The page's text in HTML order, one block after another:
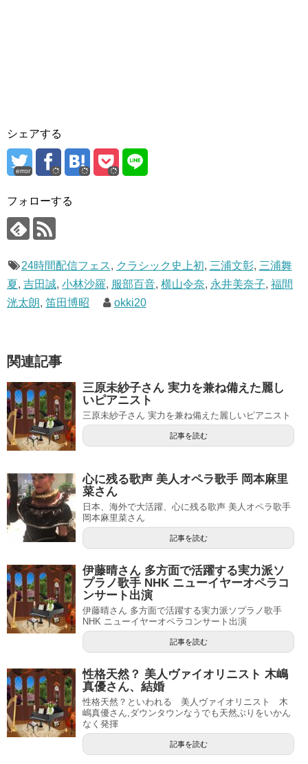
シェアする
error
フォローする
24時間配信フェス, クラシック史上初, 三浦文彰, 三浦舞
夏, 吉田誠, 小林沙羅, 服部百音, 横山令奈, 永井美奈子, 福間
洸太朗, 笛田博昭 okki20
関連記事
三原未紗子さん 実力を兼ね備えた麗し
いピアニスト
三原未紗子さん 実力を兼ね備えた麗しいピアニスト
記事を読む
心に残る歌声 美人オペラ歌手 岡本麻里
菜さん
日本、海外で大活躍、心に残る歌声 美人オペラ歌手
岡本麻里菜さん
記事を読む
伊藤晴さん 多方面で活躍する実力派ソ
プラノ歌手 NHK ニューイヤーオペラコ
ンサート出演
伊藤晴さん 多方面で活躍する実力派ソプラノ歌手
NHK ニューイヤーオペラコンサート出演
記事を読む
性格天然？ 美人ヴァイオリニスト 木嶋
真優さん、結婚
性格天然？といわれる 美人ヴァイオリニスト 木
嶋真優さん,ダウンタウンなうでも天然ぶりをいかん
なく発揮
記事を読む